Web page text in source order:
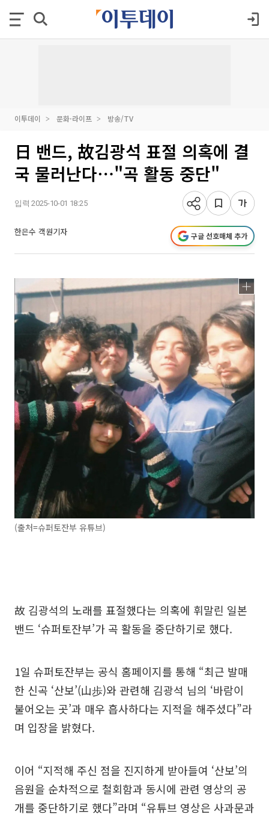
이투데이 문화·라이프 방송/TV
日 밴드, 故김광석 표절 의혹에 결
국 물러난다⋯"곡 활동 중단"
입력 2025-10-01 18:25
한은수 객원기자 구글 선호매체 추가
(출처=슈퍼토잔부 유튜브)
故 김광석의 노래를 표절했다는 의혹에 휘말린 일본
밴드 ‘슈퍼토잔부’가 곡 활동을 중단하기로 했다.
1일 슈퍼토잔부는 공식 홈페이지를 통해 “최근 발매
한 신곡 ‘산보’(山歩)와 관련해 김광석 님의 ‘바람이
불어오는 곳’과 매우 흡사하다는 지적을 해주셨다”라
며 입장을 밝혔다.
이어 “지적해 주신 점을 진지하게 받아들여 ‘산보’의
음원을 순차적으로 철회함과 동시에 관련 영상의 공
개를 중단하기로 했다”라며 “유튜브 영상은 사과문과